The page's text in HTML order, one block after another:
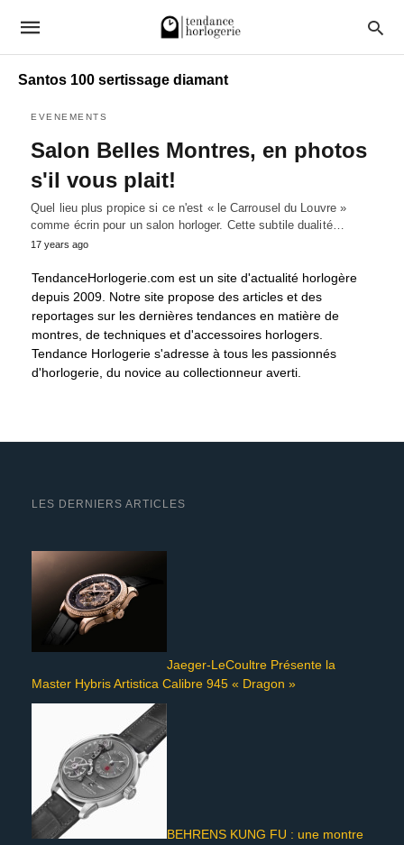
Santos 100 sertissage diamant
EVENEMENTS
Salon Belles Montres, en photos
s'il vous plait!
Quel lieu plus propice si ce n'est « le Carrousel du Louvre »
comme écrin pour un salon horloger. Cette subtile dualité…
17 years ago
TendanceHorlogerie.com est un site d'actualité horlogère
depuis 2009. Notre site propose des articles et des
reportages sur les dernières tendances en matière de
montres, de techniques et d'accessoires horlogers.
Tendance Horlogerie s'adresse à tous les passionnés
d'horlogerie, du novice au collectionneur averti.
LES DERNIERS ARTICLES
Jaeger-LeCoultre Présente la
Master Hybris Artistica Calibre 945 « Dragon »
BEHRENS KUNG FU : une montre